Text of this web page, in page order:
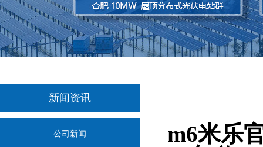
新闻资讯
公司新闻
m6米乐